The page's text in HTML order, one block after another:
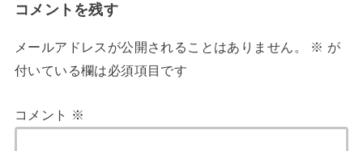
コメントを残す
メールアドレスが公開されることはありません。 ※ が
付いている欄は必須項目です
コメント ※